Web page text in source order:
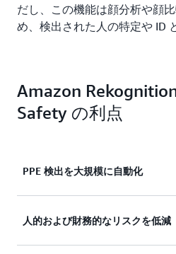
だし、この機能は顔分析や顔
め、検出された人の特定や ID
Amazon
Safety の利点
PPE 検出を大規模に自動化
自動化された PPE 検出を使
人的および財務的なリスクを低減